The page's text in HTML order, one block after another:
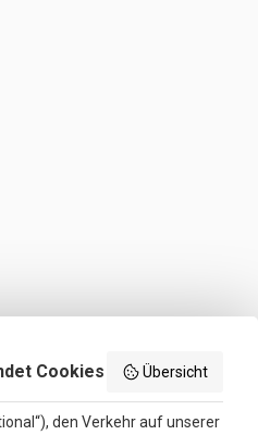
Cookies Übersicht
den Verkehr auf unserer